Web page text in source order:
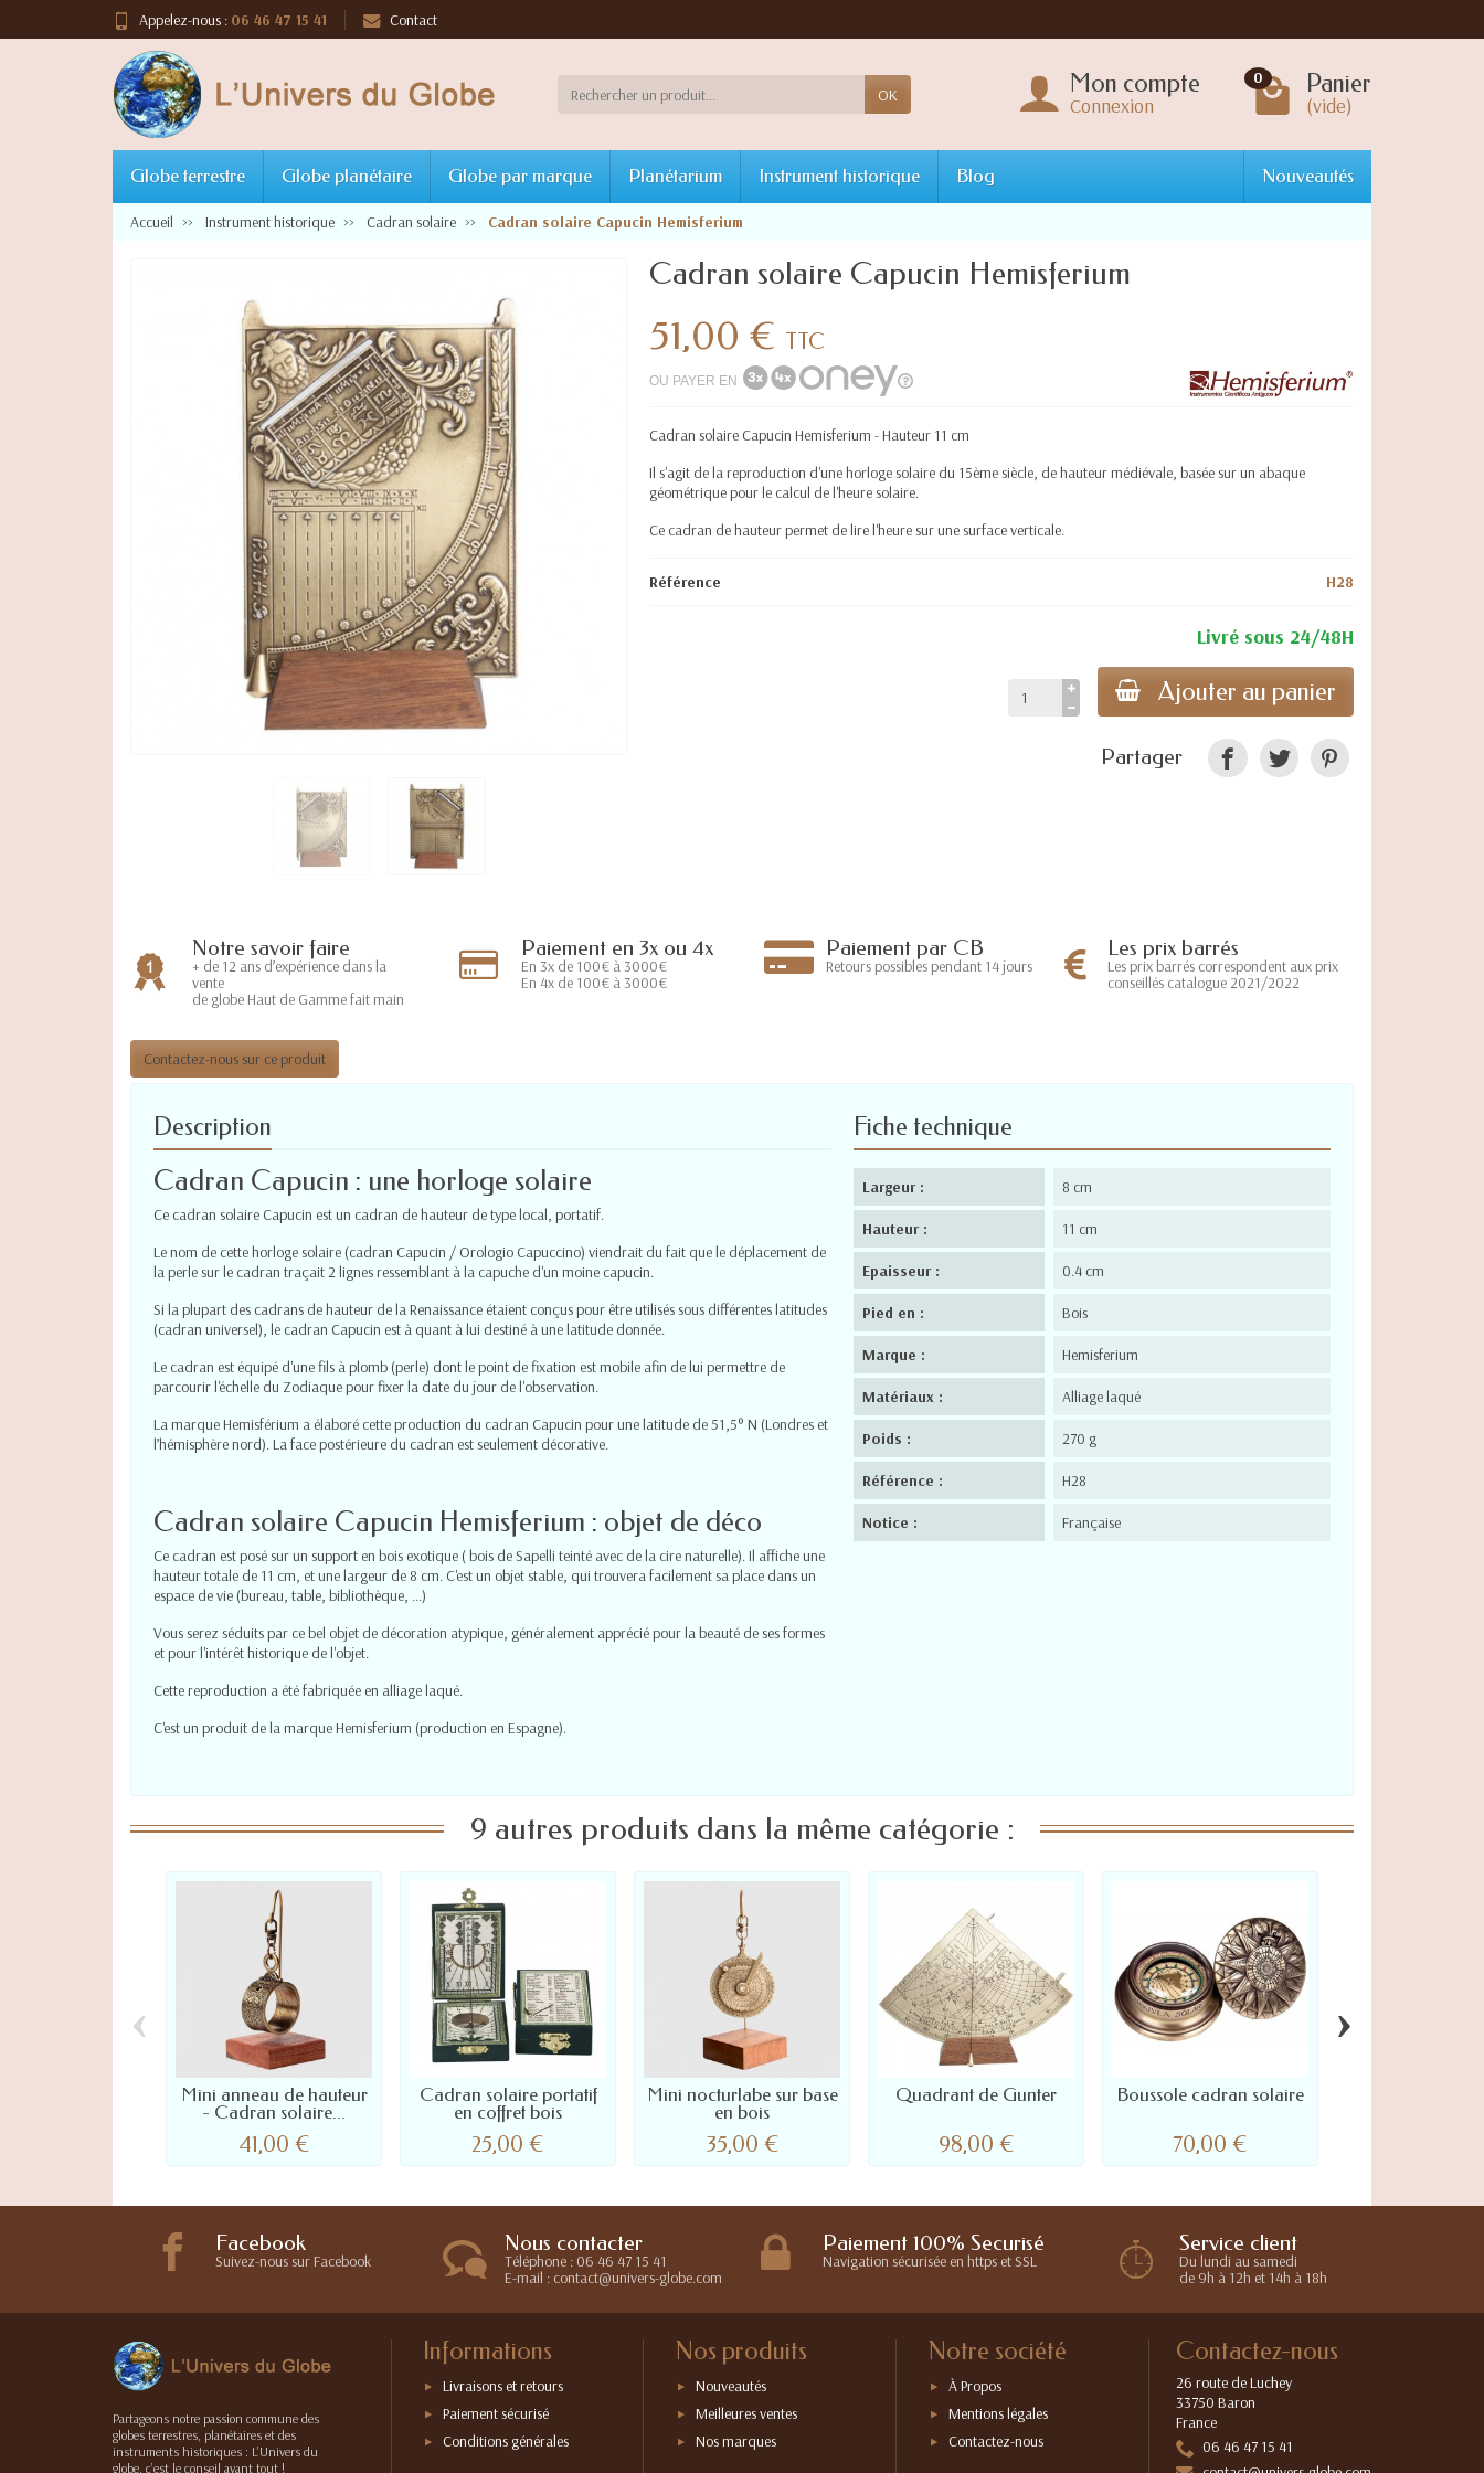
Appelez-nous : 06 46 47 15 41 Contact
OK Mon compte
Connexion
0 Panier
(vide)
Globe terrestre Globe planétaire Globe par marque Planétarium Instrument historique Blog Nouveautés
Accueil Instrument historique Cadran solaire Cadran solaire Capucin Hemisferium
Cadran solaire Capucin Hemisferium
51,00 € TTC
OU PAYER EN
Cadran solaire Capucin Hemisferium - Hauteur 11 cm
Il s'agit de la reproduction d'une horloge solaire du 15ème siècle, de hauteur médiévale, basée sur un abaque
géométrique pour le calcul de l'heure solaire.
Ce cadran de hauteur permet de lire l'heure sur une surface verticale.
Référence H28
Livré sous 24/48H
Ajouter au panier
Partager
Notre savoir faire
+ de 12 ans d’expérience dans la
vente
de globe Haut de Gamme fait main
Paiement en 3x ou 4x
En 3x de 100€ à 3000€
En 4x de 100€ à 3000€
Paiement par CB
Retours possibles pendant 14 jours
Les prix barrés
Les prix barrés correspondent aux prix
conseillés catalogue 2021/2022
Contactez-nous sur ce produit
Description
Cadran Capucin : une horloge solaire
Ce cadran solaire Capucin est un cadran de hauteur de type local, portatif.
Le nom de cette horloge solaire (cadran Capucin / Orologio Capuccino) viendrait du fait que le déplacement de
la perle sur le cadran traçait 2 lignes ressemblant à la capuche d'un moine capucin.
Si la plupart des cadrans de hauteur de la Renaissance étaient conçus pour être utilisés sous différentes latitudes
(cadran universel), le cadran Capucin est à quant à lui destiné à une latitude donnée.
Le cadran est équipé d'une fils à plomb (perle) dont le point de fixation est mobile afin de lui permettre de
parcourir l'échelle du Zodiaque pour fixer la date du jour de l'observation.
La marque Hemisférium a élaboré cette production du cadran Capucin pour une latitude de 51,5° N (Londres et
l’hémisphère nord). La face postérieure du cadran est seulement décorative.
Cadran solaire Capucin Hemisferium : objet de déco
Ce cadran est posé sur un support en bois exotique ( bois de Sapelli teinté avec de la cire naturelle). Il affiche une
hauteur totale de 11 cm, et une largeur de 8 cm. C'est un objet stable, qui trouvera facilement sa place dans un
espace de vie (bureau, table, bibliothèque, ...)
Vous serez séduits par ce bel objet de décoration atypique, généralement apprécié pour la beauté de ses formes
et pour l'intérêt historique de l'objet.
Cette reproduction a été fabriquée en alliage laqué.
C'est un produit de la marque Hemisferium (production en Espagne).
Fiche technique
Largeur : 8 cm
Hauteur : 11 cm
Epaisseur : 0.4 cm
Pied en : Bois
Marque : Hemisferium
Matériaux : Alliage laqué
Poids : 270 g
Référence : H28
Notice : Française
9 autres produits dans la même catégorie :
Mini anneau de hauteur
- Cadran solaire...
41,00 €
Cadran solaire portatif
en coffret bois
25,00 €
Mini nocturlabe sur base
en bois
35,00 €
Quadrant de Gunter
98,00 €
Boussole cadran solaire
70,00 €
‹ ›
Facebook
Suivez-nous sur Facebook
Nous contacter
Téléphone : 06 46 47 15 41
E-mail : contact@univers-globe.com
Paiement 100% Securisé
Navigation sécurisée en https et SSL
Service client
Du lundi au samedi
de 9h à 12h et 14h à 18h
Partageons notre passion commune des
globes terrestres, planétaires et des
instruments historiques : L’Univers du
globe, c’est le conseil avant tout !
Informations
Livraisons et retours
Paiement sécurisé
Conditions générales
Nos produits
Nouveautés
Meilleures ventes
Nos marques
Notre société
À Propos
Mentions légales
Contactez-nous
Contactez-nous
26 route de Luchey
33750 Baron
France
06 46 47 15 41